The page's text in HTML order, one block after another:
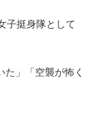
子挺身隊として
」「空襲が怖く